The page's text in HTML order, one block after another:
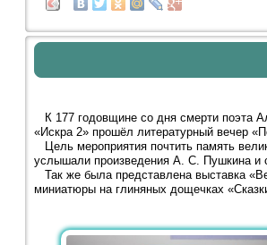
К 177 годовщине со дня смерти поэта
«Искра 2» прошёл литературный вечер
Цель мероприятия почтить память
услышали произведения А. С. Пушкина и
Так же была представлена выставка
миниатюры на глиняных дощечках